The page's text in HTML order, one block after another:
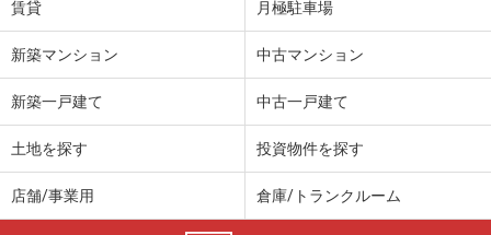
賃貸 月極駐車場
新築マンション 中古マンション
新築一戸建て 中古一戸建て
土地を探す 投資物件を探す
店舗/事業用 倉庫/トランクルーム